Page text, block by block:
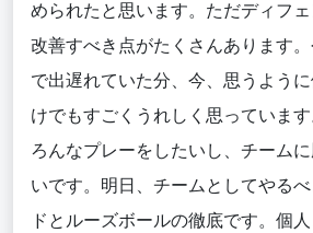
められたと思います。ただディフ
改善すべき点がたくさんあります
で出遅れていた分、今、思うよう
けでもすごくうれしく思っていま
ろんなプレーをしたいし、チーム
いです。明日、チームとしてやる
ドとルーズボールの徹底です。個